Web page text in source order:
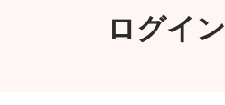
ログイン